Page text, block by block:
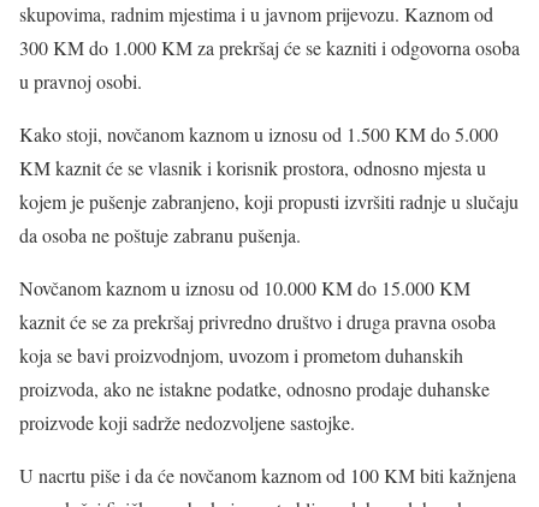
skupovima, radnim mjestima i u javnom prijevozu. Kaznom od
300 KM do 1.000 KM za prekršaj će se kazniti i odgovorna osoba
u pravnoj osobi.
Kako stoji, novčanom kaznom u iznosu od 1.500 KM do 5.000
KM kaznit će se vlasnik i korisnik prostora, odnosno mjesta u
kojem je pušenje zabranjeno, koji propusti izvršiti radnje u slučaju
da osoba ne poštuje zabranu pušenja.
Novčanom kaznom u iznosu od 10.000 KM do 15.000 KM
kaznit će se za prekršaj privredno društvo i druga pravna osoba
koja se bavi proizvodnjom, uvozom i prometom duhanskih
proizvoda, ako ne istakne podatke, odnosno prodaje duhanske
proizvode koji sadrže nedozvoljene sastojke.
U nacrtu piše i da će novčanom kaznom od 100 KM biti kažnjena